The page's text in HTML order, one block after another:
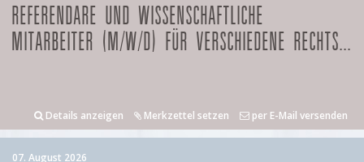
REFERENDARE UND WISSENSCHAFTLICHE
MITARBEITER (M/W/D) FÜR VERSCHIEDENE RECHTS...
Details anzeigen Merkzettel setzen per E-Mail versenden
07. August 2026